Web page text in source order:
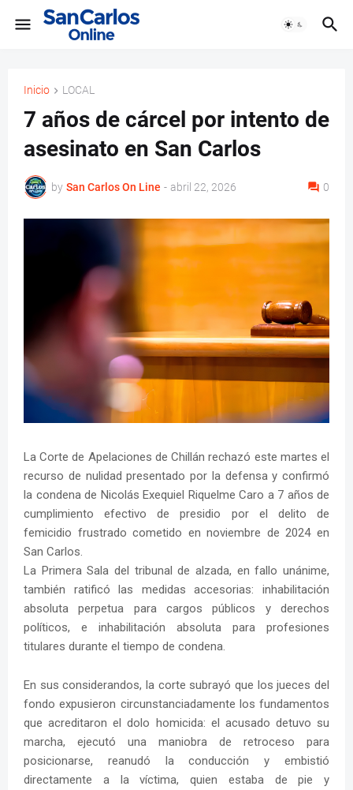
Inicio LOCAL
7 años de cárcel por intento de
asesinato en San Carlos
by San Carlos On Line - abril 22, 2026 0
La Corte de Apelaciones de Chillán rechazó este martes el
recurso de nulidad presentado por la defensa y confirmó
la condena de Nicolás Exequiel Riquelme Caro a 7 años de
cumplimiento efectivo de presidio por el delito de
femicidio frustrado cometido en noviembre de 2024 en
San Carlos.
La Primera Sala del tribunal de alzada, en fallo unánime,
también ratificó las medidas accesorias: inhabilitación
absoluta perpetua para cargos públicos y derechos
políticos, e inhabilitación absoluta para profesiones
titulares durante el tiempo de condena.
En sus considerandos, la corte subrayó que los jueces del
fondo expusieron circunstanciadamente los fundamentos
que acreditaron el dolo homicida: el acusado detuvo su
marcha, ejecutó una maniobra de retroceso para
posicionarse, reanudó la conducción y embistió
directamente a la víctima, quien estaba de pie y